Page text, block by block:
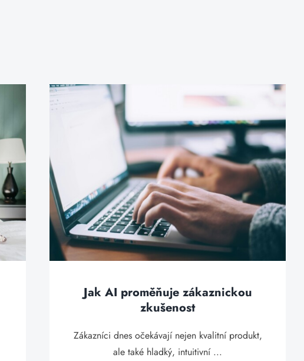
Jak AI proměňuje zákaznickou
zkušenost
Zákazníci dnes očekávají nejen kvalitní produkt,
ale také hladký, intuitivní ...